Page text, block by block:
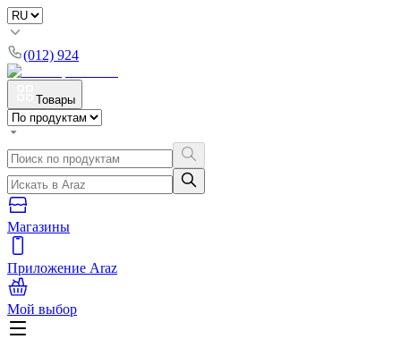
(012) 924
Товары
Магазины
Приложение Araz
Мой выбор